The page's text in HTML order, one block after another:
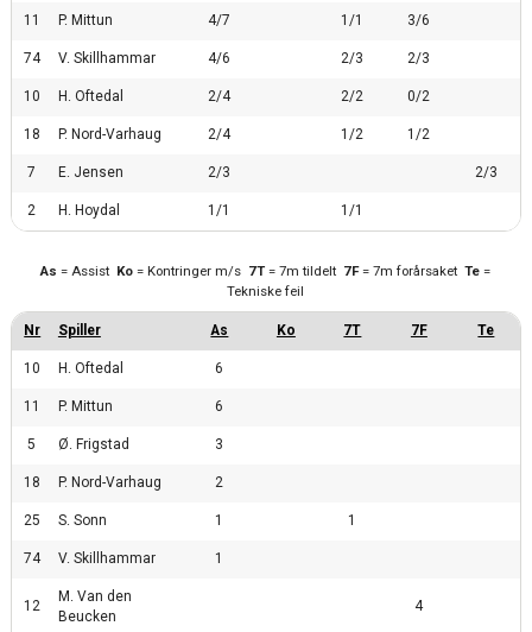
11 P. Mittun 4/7 1/1 3/6
74 V. Skillhammar 4/6 2/3 2/3
10 H. Oftedal 2/4 2/2 0/2
18 P. Nord-Varhaug 2/4 1/2 1/2
7 E. Jensen 2/3 2/3
2 H. Hoydal 1/1 1/1
10 H. Oftedal 6
11 P. Mittun 6
5 Ø. Frigstad 3
18 P. Nord-Varhaug 2
25 S. Sonn 1 1
74 V. Skillhammar 1
12
M. Van den
Beucken
4
As = Assist Ko = Kontringer m/s 7T = 7m tildelt 7F= 7m forårsaket Te =
Tekniske feil